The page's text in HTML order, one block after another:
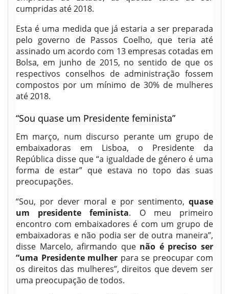
cumpridas até 2018.
Esta é uma medida que já estaria a ser preparada
pelo governo de Passos Coelho, que teria até
assinado um acordo com 13 empresas cotadas em
Bolsa, em junho de 2015, no sentido de que os
respectivos conselhos de administração fossem
compostos por um mínimo de 30% de mulheres
até 2018.
“Sou quase um Presidente feminista”
Em março, num discurso perante um grupo de
embaixadoras em Lisboa, o Presidente da
República disse que “a igualdade de género é uma
forma de estar” que estava no topo das suas
preocupações.
“Sou, por dever moral e por sentimento, quase
um presidente feminista. O meu primeiro
encontro com embaixadores é com um grupo de
embaixadoras e não podia ser de outra maneira”,
disse Marcelo, afirmando que não é preciso ser
“uma Presidente mulher para se preocupar com
os direitos das mulheres”, direitos que devem ser
uma preocupação de todos.